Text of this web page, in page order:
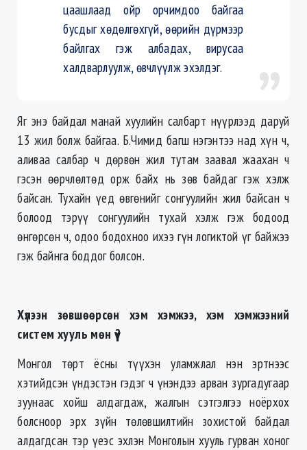
цаашлаад ойр орчимдоо байгаа
бусдыг хөдөлгөхгүй, өөрийн дүрмээр
байлгах гэж албадах, вирусаа
халдварлуулж, өвчлүүлж эхэлдэг.
Яг энэ байдал манай хуулийн салбарт нүүрлээд даруй
13 жил болж байгаа. Б.Чимид багш нэгэнтээ над хүн ч,
аливаа салбар ч дөрвөн жил тутам заавал жаахан ч
гэсэн өөрчлөлтөд орж байх нь зөв байдаг гэж хэлж
байсан. Тухайн үед өвгөнийг сонгуулийн жил байсан ч
болоод тэрүү сонгуулийн тухай хэлж гэж бодоод
өнгөрсөн ч, одоо бодохноо ихээ гүн логиктой үг байжээ
гэж байнга боддог болсон.
Хүлээн зөвшөөрсөн хэм хэмжээ, хэм хэмжээний
систем хууль мөн үү?
Монгол төрт ёсны түүхэн уламжлал нэн эртнээс
хэтийдсэн үндэстэн гэдэг ч үнэндээ арван зургадугаар
зуунаас хойш алдагдаж, жалгын сэтгэлгээ ноёрхох
болсноор эрх зүйн төлөвшилтийн зохистой байдал
алдагдсан тэр үеэс эхлэн Монголын хууль гурван хоног